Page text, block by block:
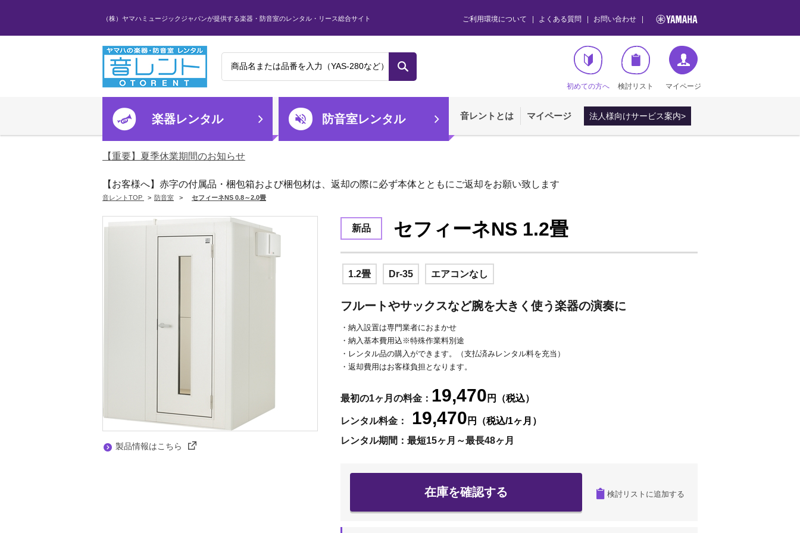
（株）ヤマハミュージックジャパンが提供する楽器・防音室のレンタル・リース総合サイト ご利用環境について よくある質問 お問い合わせ
初めての方へ 検討リスト マイページ
楽器レンタル 防音室レンタル 音レントとは マイページ 法人様向けサービス案内>
【重要】夏季休業期間のお知らせ
【お客様へ】赤字の付属品・梱包箱および梱包材は、返却の際に必ず本体とともにご返却をお願い致します
音レントTOP > 防音室 > セフィーネNS 0.8～2.0畳
製品情報はこちら
新品 セフィーネNS 1.2畳
1.2畳 Dr-35 エアコンなし
フルートやサックスなど腕を大きく使う楽器の演奏に
・納入設置は専門業者におまかせ
・納入基本費用込※特殊作業料別途
・レンタル品の購入ができます。（支払済みレンタル料を充当）
・返却費用はお客様負担となります。
最初の1ヶ月の料金： 19,470 円（税込）
レンタル料金： 19,470 円（税込/1ヶ月）
レンタル期間：最短15ヶ月～最長48ヶ月
在庫を確認する 検討リストに追加する